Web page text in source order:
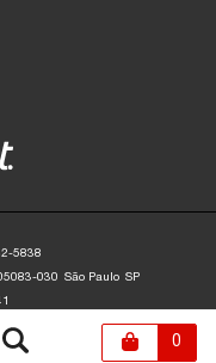
0
5838
030 São Paulo SP
| +55 11